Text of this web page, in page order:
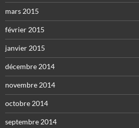
mars 2015
février 2015
janvier 2015
décembre 2014
novembre 2014
octobre 2014
septembre 2014